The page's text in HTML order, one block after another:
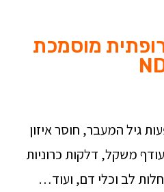
מוסמכת
גיל המעבר, חוסר איזון
משקל, דלקות כרוניות
לב וכלי דם, ועוד…